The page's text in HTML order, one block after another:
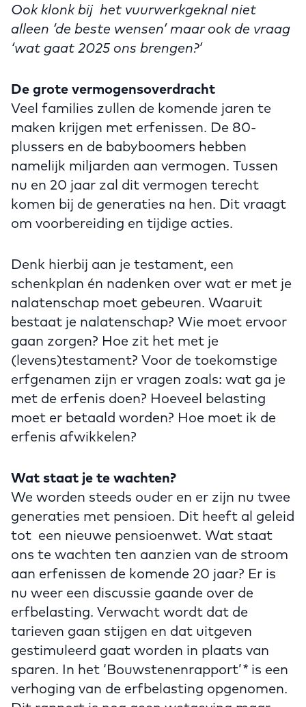
Ook klonk bij het vuurwerkgeknal niet
alleen ‘de beste wensen’ maar ook de vraag
‘wat gaat 2025 ons brengen?’
De grote vermogensoverdracht
Veel families zullen de komende jaren te
maken krijgen met erfenissen. De 80-
plussers en de babyboomers hebben
namelijk miljarden aan vermogen. Tussen
nu en 20 jaar zal dit vermogen terecht
komen bij de generaties na hen. Dit vraagt
om voorbereiding en tijdige acties.
Denk hierbij aan je testament, een
schenkplan én nadenken over wat er met je
nalatenschap moet gebeuren. Waaruit
bestaat je nalatenschap? Wie moet ervoor
gaan zorgen? Hoe zit het met je
(levens)testament? Voor de toekomstige
erfgenamen zijn er vragen zoals: wat ga je
met de erfenis doen? Hoeveel belasting
moet er betaald worden? Hoe moet ik de
erfenis afwikkelen?
Wat staat je te wachten?
We worden steeds ouder en er zijn nu twee
generaties met pensioen. Dit heeft al geleid
tot een nieuwe pensioenwet. Wat staat
ons te wachten ten aanzien van de stroom
aan erfenissen de komende 20 jaar? Er is
nu weer een discussie gaande over de
erfbelasting. Verwacht wordt dat de
tarieven gaan stijgen en dat uitgeven
gestimuleerd gaat worden in plaats van
sparen. In het ‘Bouwstenenrapport’* is een
verhoging van de erfbelasting opgenomen.